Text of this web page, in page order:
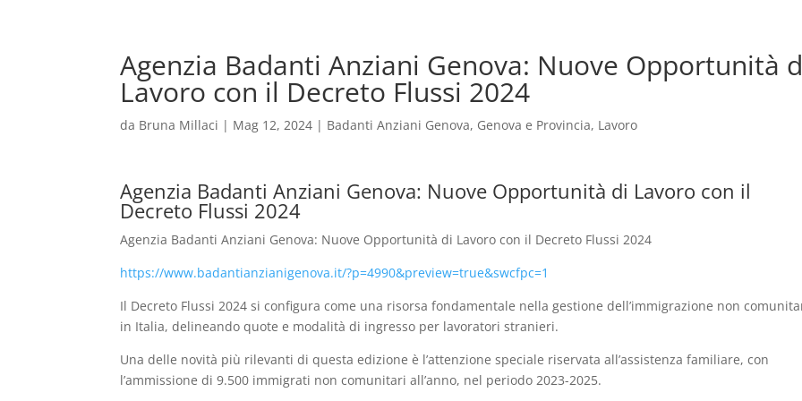
Agenzia Badanti Anziani Genova: Nuove Opportunità
Lavoro con il Decreto Flussi 2024
da Bruna Millaci | Mag 12, 2024 | Badanti Anziani Genova, Genova e Provincia, Lavoro
Agenzia Badanti Anziani Genova: Nuove Opportunità di Lavoro con il
Decreto Flussi 2024
Agenzia Badanti Anziani Genova: Nuove Opportunità di Lavoro con il Decreto Flussi 2024
https://www.badantianzianigenova.it/?p=4990&preview=true&swcfpc=1
Il Decreto Flussi 2024 si configura come una risorsa fondamentale nella gestione dell’immigrazione non
in Italia, delineando quote e modalità di ingresso per lavoratori stranieri.
Una delle novità più rilevanti di questa edizione è l’attenzione speciale riservata all’assistenza familiare, con
l’ammissione di 9.500 immigrati non comunitari all’anno, nel periodo 2023-2025.